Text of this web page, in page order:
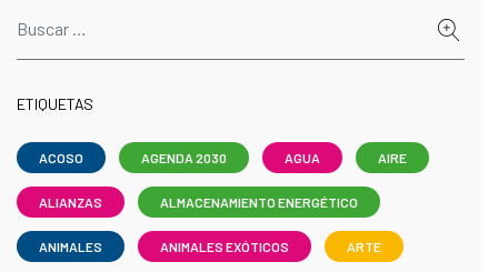
ETIQUETAS
ACOSO AGENDA 2030 AGUA AIRE
ALIANZAS ALMACENAMIENTO ENERGÉTICO
ANIMALES ANIMALES EXÓTICOS ARTE